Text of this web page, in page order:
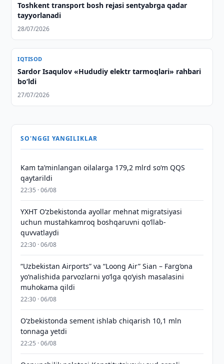
Toshkent transport bosh rejasi sentyabrga qadar
tayyorlanadi
28/07/2026
IQTISOD
Sardor Isaqulov «Hududiy elektr tarmoqlari» rahbari
bo‘ldi
27/07/2026
SO'NGGI YANGILIKLAR
Kam taʼminlangan oilalarga 179,2 mlrd so‘m QQS
qaytarildi
22:35 · 06/08
YXHT O‘zbekistonda ayollar mehnat migratsiyasi
uchun mustahkamroq boshqaruvni qo‘llab-
quvvatlaydi
22:30 · 06/08
“Uzbekistan Airports” va “Loong Air” Sian – Farg‘ona
yo‘nalishida parvozlarni yo‘lga qo‘yish masalasini
muhokama qildi
22:30 · 06/08
O‘zbekistonda sement ishlab chiqarish 10,1 mln
tonnaga yetdi
22:25 · 06/08